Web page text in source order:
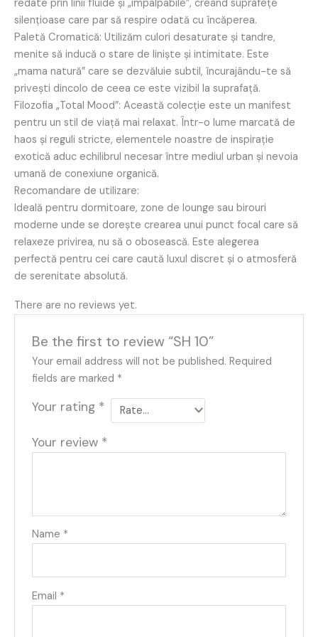
redate prin linii fluide și „impalpabile”, creând suprafețe
silențioase care par să respire odată cu încăperea.
Paletă Cromatică: Utilizăm culori desaturate și tandre,
menite să inducă o stare de liniște și intimitate. Este
„mama natură” care se dezvăluie subtil, încurajându-te să
privești dincolo de ceea ce este vizibil la suprafață.
Filozofia „Total Mood”: Această colecție este un manifest
pentru un stil de viață mai relaxat. Într-o lume marcată de
haos și reguli stricte, elementele noastre de inspirație
exotică aduc echilibrul necesar între mediul urban și nevoia
umană de conexiune organică.
Recomandare de utilizare:
Ideală pentru dormitoare, zone de lounge sau birouri
moderne unde se dorește crearea unui punct focal care să
relaxeze privirea, nu să o obosească. Este alegerea
perfectă pentru cei care caută luxul discret și o atmosferă
de serenitate absolută.
There are no reviews yet.
Be the first to review “SH 10”
Your email address will not be published. Required
fields are marked *
Your rating *
Your review *
Name *
Email *